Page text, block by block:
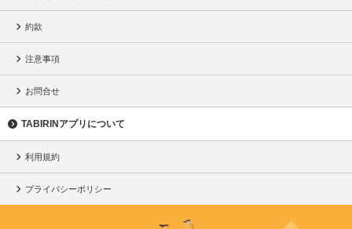
約款
注意事項
お問合せ
TABIRINアプリについて
利用規約
プライバシーポリシー